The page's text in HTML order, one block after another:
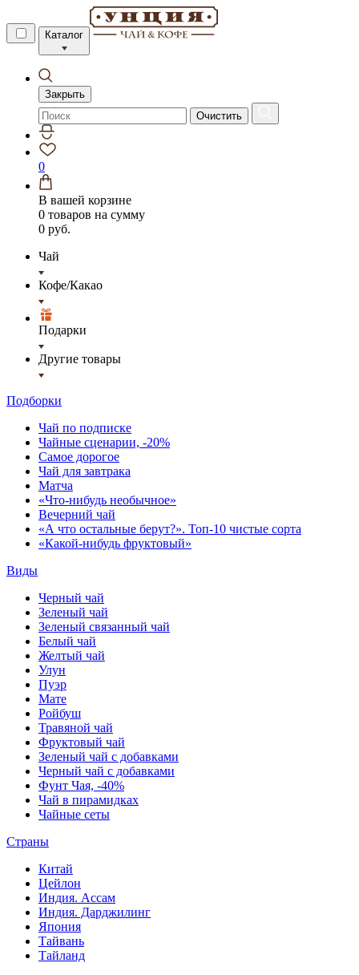
Каталог
Закрыть
Очистить
0
В вашей корзине
0 товаров на сумму
0 руб.
Чай
Кофе/Какао
Подарки
Другие товары
Подборки
Чай по подписке
Чайные сценарии, -20%
Самое дорогое
Чай для завтрака
Матча
«Что-нибудь необычное»
Вечерний чай
«А что остальные берут?». Топ-10 чистые сорта
«Какой-нибудь фруктовый»
Виды
Черный чай
Зеленый чай
Зеленый связанный чай
Белый чай
Желтый чай
Улун
Пуэр
Мате
Ройбуш
Травяной чай
Фруктовый чай
Зеленый чай с добавками
Черный чай с добавками
Фунт Чая, -40%
Чай в пирамидках
Чайные сеты
Страны
Китай
Цейлон
Индия. Ассам
Индия. Дарджилинг
Япония
Тайвань
Тайланд